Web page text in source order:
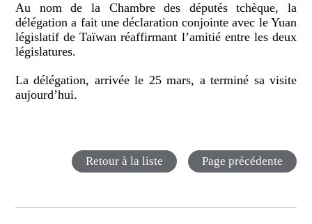
Au nom de la Chambre des députés tchèque, la
délégation a fait une déclaration conjointe avec le Yuan
législatif de Taïwan réaffirmant l’amitié entre les deux
législatures.
La délégation, arrivée le 25 mars, a terminé sa visite
aujourd’hui.
Retour à la liste Page précédente